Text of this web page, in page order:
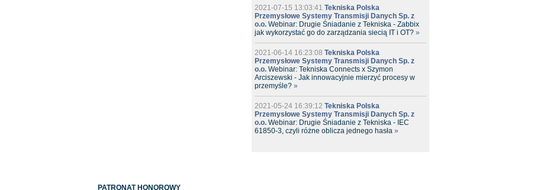
2021-07-15 13:03:41 Tekniska Polska
Przemysłowe Systemy Transmisji Danych Sp. z
o.o. Webinar: Drugie Śniadanie z Tekniska - Zabbix
jak wykorzystać go do zarządzania siecią IT i OT? »
2021-06-14 16:23:08 Tekniska Polska
Przemysłowe Systemy Transmisji Danych Sp. z
o.o. Webinar: Tekniska Connects x Szymon
Arciszewski - Jak innowacyjnie mierzyć procesy w
przemyśle? »
2021-05-24 16:39:12 Tekniska Polska
Przemysłowe Systemy Transmisji Danych Sp. z
o.o. Webinar: Drugie Śniadanie z Tekniska - IEC
61850-3, czyli różne oblicza jednego hasła »
PATRONAT HONOROWY